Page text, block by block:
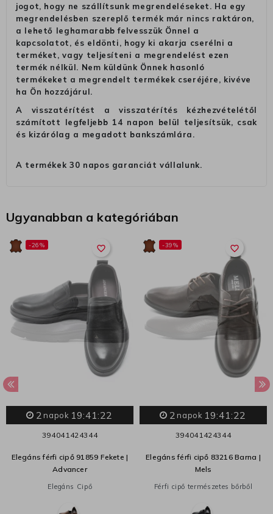
jogot, hogy ne szállítsunk megrendeléseket. Ha egy
megrendelésben szereplő termék már nincs raktáron,
a lehető leghamarabb felvesszük Önnel a
kapcsolatot, és eldönti, hogy ki akarja cserélni a
terméket, vagy teljesíteni a megrendelést ezen
termék nélkül. Nem küldünk Önnek hasonló
termékeket a megrendelt termékek cseréjére, kivéve
ha Ön hozzájárul.
A visszatérítést a visszatérítés kézhezvételétől
számított legfeljebb 14 napon belül teljesítsük, csak
és kizárólag a megadott bankszámlára.
A termékek 30 napos garanciát vállalunk.
Ugyanabban a kategóriában
favorite_border
-26%
2 napok 19:41:22
394041 42 43 44
Elegáns férfi cipő 91859 Fekete |
Advancer
Elegáns Cipő
favorite_border
-39%
2 napok 19:41:22
394041 42 43 44
Elegáns férfi cipő 83216 Barna |
Mels
Férfi cipő természetes bőrből